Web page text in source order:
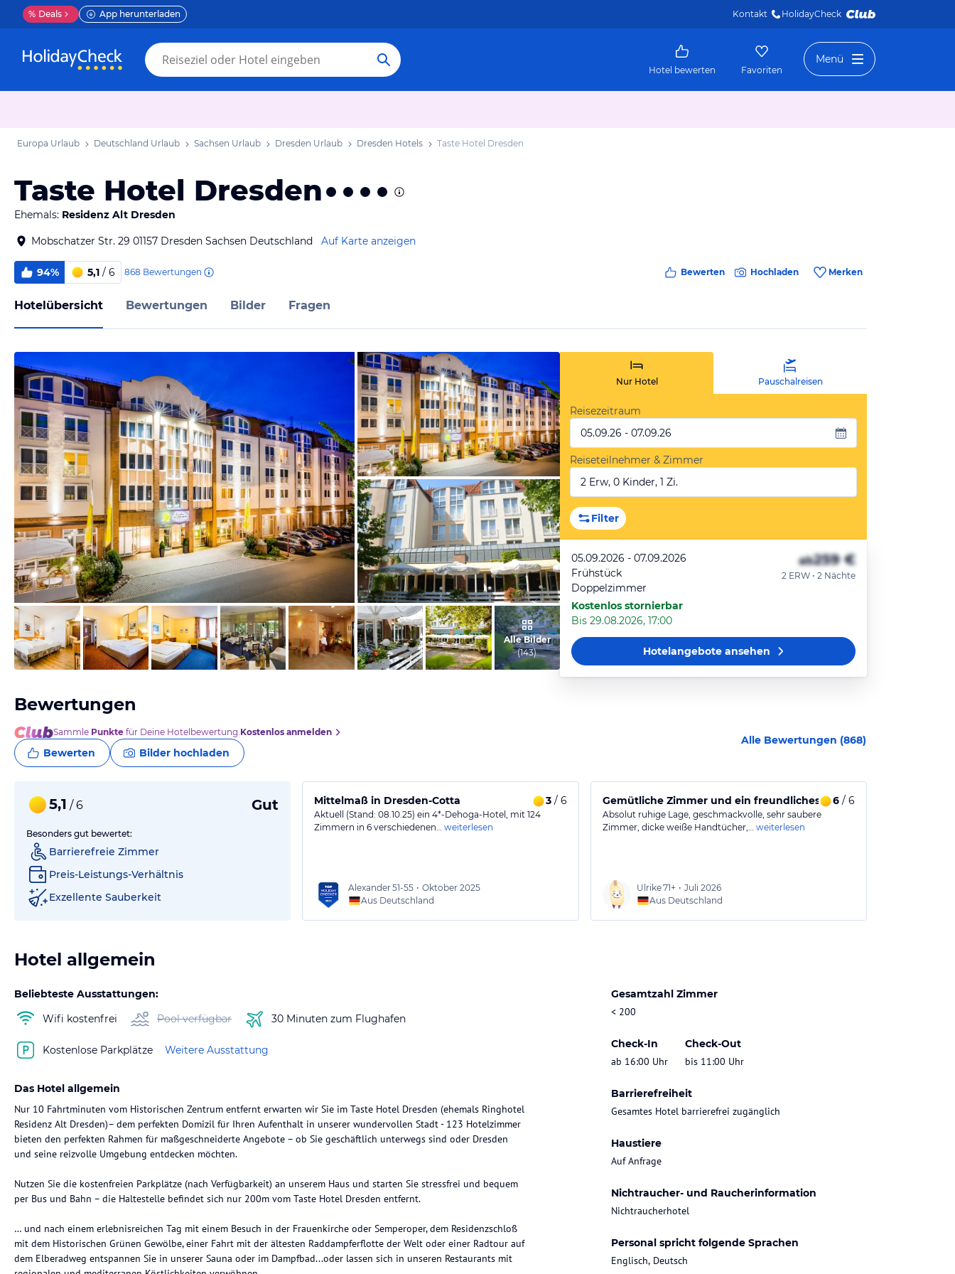
% Deals App herunterladen Kontakt HolidayCheck
Hotel bewerten Favoriten
Menü
Europa Urlaub Deutschland Urlaub Sachsen Urlaub Dresden Urlaub Dresden Hotels Taste Hotel Dresden
Taste Hotel Dresden
Ehemals: Residenz Alt Dresden
Mobschatzer Str. 29 01157 Dresden Sachsen Deutschland Auf Karte anzeigen
94% 5,1 / 6 868 Bewertungen Bewerten Hochladen Merken
Hotelübersicht Bewertungen Bilder Fragen
vom Hotelier, September 2021
vom Hotelier, September 2021
vom Hotelier, August 2013
Alle Bilder
(143)
Nur Hotel Pauschalreisen
Reisezeitraum
05.09.26 - 07.09.26
Reiseteilnehmer & Zimmer
2 Erw, 0 Kinder, 1 Zi.
Filter
05.09.2026 - 07.09.2026
Frühstück
Doppelzimmer
Kostenlos stornierbar
Bis 29.08.2026, 17:00
ab259 €
2 ERW • 2 Nächte
Hotelangeboteansehen
Bewertungen
Sammle Punkte für Deine Hotelbewertung.Kostenlos anmelden
Bewerten Bilder hochladen
Alle Bewertungen (868)
5,1 / 6 Gut
Besonders gut bewertet:
Barrierefreie Zimmer
Preis-Leistungs-Verhältnis
Exzellente Sauberkeit
Mittelmaß in Dresden-Cotta 3/ 6
Aktuell (Stand: 08.10.25) ein 4*-Dehoga-Hotel, mit 124
Zimmern in 6 verschiedenen… weiterlesen
Alexander51-55 • Oktober 2025
Aus Deutschland
Gemütliche Zimmer und ein freundliches reichhalteiges
6/ 6
Absolut ruhige Lage, geschmackvolle, sehr saubere
Zimmer, dicke weiße Handtücher,… weiterlesen
Ulrike71+ • Juli 2026
Aus Deutschland
Hotel allgemein
Beliebteste Ausstattungen:
Wifi kostenfrei
Pool verfügbar 30 Minuten zum Flughafen
Kostenlose Parkplätze Weitere Ausstattung
Gesamtzahl Zimmer
< 200
Check-In
ab 16:00 Uhr
Check-Out
bis 11:00 Uhr
Barrierefreiheit
Gesamtes Hotel barrierefrei zugänglich
Haustiere
Auf Anfrage
Nichtraucher- und Raucherinformation
Nichtraucherhotel
Personal spricht folgende Sprachen
Englisch, Deutsch
Das Hotel allgemein
Nur 10 Fahrtminuten vom Historischen Zentrum entfernt erwarten wir Sie im Taste Hotel Dresden (ehemals Ringhotel
Residenz Alt Dresden)– dem perfekten Domizil für Ihren Aufenthalt in unserer wundervollen Stadt - 123 Hotelzimmer
bieten den perfekten Rahmen für maßgeschneiderte Angebote – ob Sie geschäftlich unterwegs sind oder Dresden
und seine reizvolle Umgebung entdecken möchten.
Nutzen Sie die kostenfreien Parkplätze (nach Verfügbarkeit) an unserem Haus und starten Sie stressfrei und bequem
per Bus und Bahn – die Haltestelle befindet sich nur 200m vom Taste Hotel Dresden entfernt.
… und nach einem erlebnisreichen Tag mit einem Besuch in der Frauenkirche oder Semperoper, dem Residenzschloß
mit dem Historischen Grünen Gewölbe, einer Fahrt mit der ältesten Raddampferflotte der Welt oder einer Radtour auf
dem Elberadweg entspannen Sie in unserer Sauna oder im Dampfbad...oder lassen sich in unseren Restaurants mit